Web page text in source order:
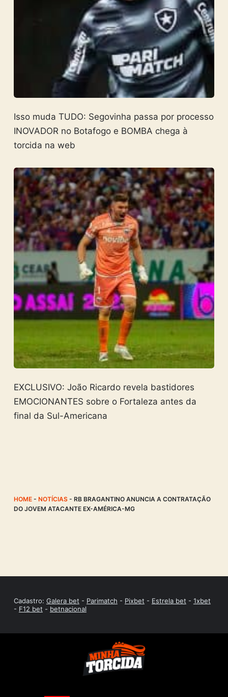
Isso muda TUDO: Segovinha passa por processo
INOVADOR no Botafogo e BOMBA chega à
torcida na web
EXCLUSIVO: João Ricardo revela bastidores
EMOCIONANTES sobre o Fortaleza antes da
final da Sul-Americana
HOME- NOTÍCIAS- RB BRAGANTINO ANUNCIA A CONTRATAÇÃO
DO JOVEM ATACANTE EX-AMÉRICA-MG
Cadastro: Galera bet - Parimatch - Pixbet - Estrela bet - 1xbet
- F12 bet - betnacional